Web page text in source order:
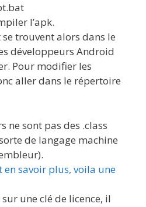
l’apk.
trouvent alors dans le
développeurs Android
Pour modifier les
aller dans le répertoire
ne sont pas des .class
de langage machine
en savoir plus, voila une
une clé de licence, il